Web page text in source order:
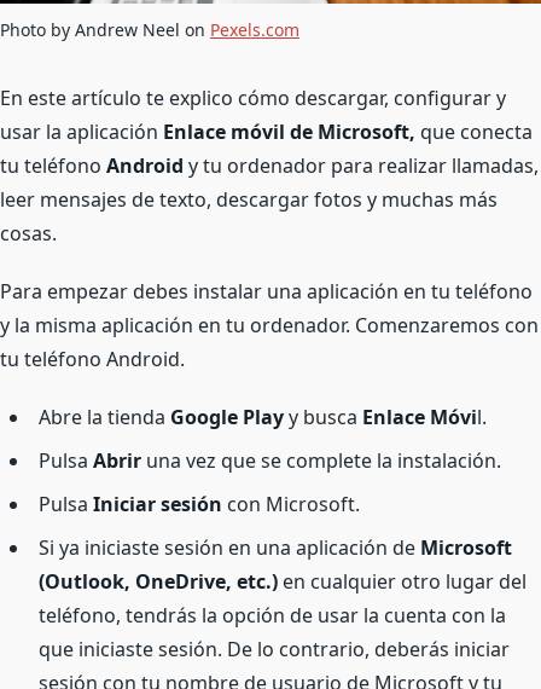
Photo by Andrew Neel on Pexels.com
En este artículo te explico cómo descargar, configurar y
usar la aplicación Enlace móvil de Microsoft, que conecta
tu teléfono Android y tu ordenador para realizar llamadas,
leer mensajes de texto, descargar fotos y muchas más
cosas.
Para empezar debes instalar una aplicación en tu teléfono
y la misma aplicación en tu ordenador. Comenzaremos con
tu teléfono Android.
Abre la tienda Google Playy busca Enlace Móvil.
Pulsa Abrir una vez que se complete la instalación.
Pulsa Iniciar sesión con Microsoft.
Si ya iniciaste sesión en una aplicación de Microsoft
(Outlook, OneDrive, etc.) en cualquier otro lugar del
teléfono, tendrás la opción de usar la cuenta con la
que iniciaste sesión. De lo contrario, deberás iniciar
sesión con tu nombre de usuario de Microsoft y tu